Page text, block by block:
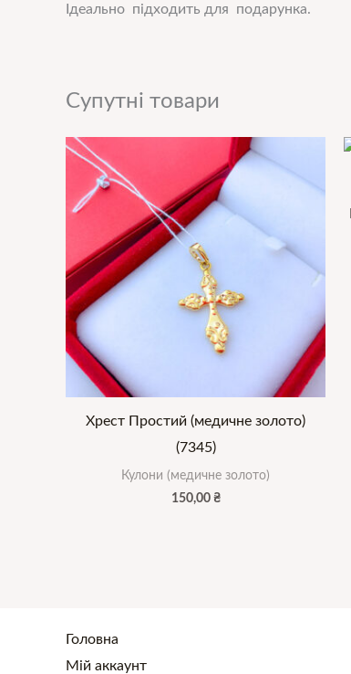
Ідеально підходить для подарунка.
Супутні товари
Хрест Простий (медичне золото)
(7345)
Кулони (медичне золото)
150,00 ₴
Головна
Мій аккаунт